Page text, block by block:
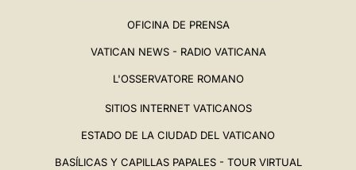
OFICINA DE PRENSA
VATICAN NEWS - RADIO VATICANA
L'OSSERVATORE ROMANO
SITIOS INTERNET VATICANOS
ESTADO DE LA CIUDAD DEL VATICANO
BASÍLICAS Y CAPILLAS PAPALES - TOUR VIRTUAL